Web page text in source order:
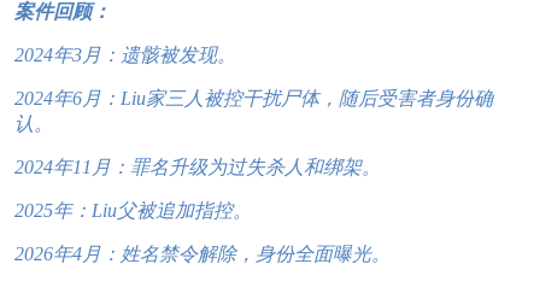
案件回顾：
2024年3月：遗骸被发现。
2024年6月：Liu家三人被控干扰尸体，随后受害者身份确
认。
2024年11月：罪名升级为过失杀人和绑架。
2025年：Liu父被追加指控。
2026年4月：姓名禁令解除，身份全面曝光。